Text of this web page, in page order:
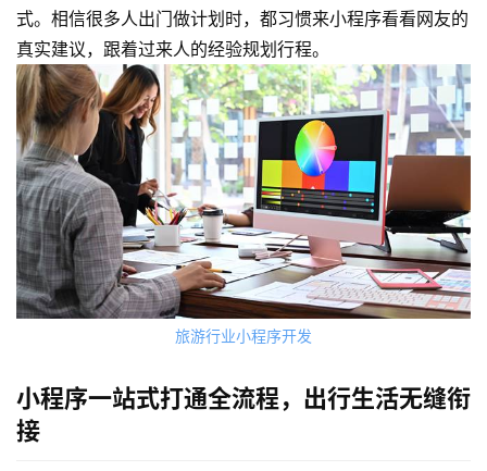
关
于
案
例
服
务
H
5
微
式。相信很多人出门做计划时，都习惯来小程序看看网友的
真实建议，跟着过来人的经验规划行程。
旅游行业小程序开发
小程序一站式打通全流程，出行生活无缝衔
接